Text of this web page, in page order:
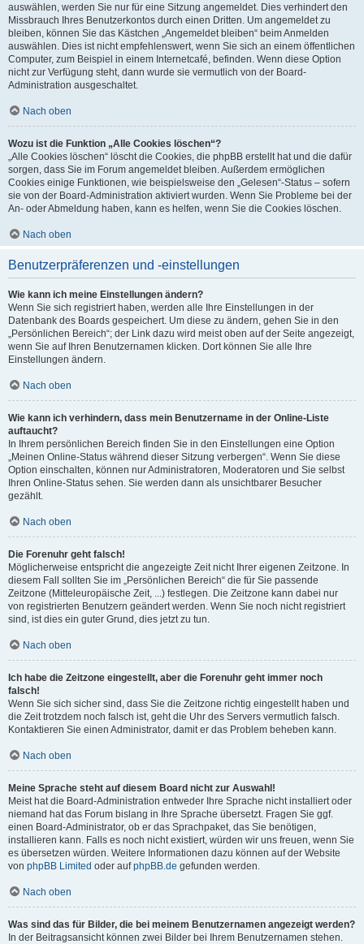
auswählen, werden Sie nur für eine Sitzung angemeldet. Dies verhindert den
Missbrauch Ihres Benutzerkontos durch einen Dritten. Um angemeldet zu
bleiben, können Sie das Kästchen „Angemeldet bleiben“ beim Anmelden
auswählen. Dies ist nicht empfehlenswert, wenn Sie sich an einem öffentlichen
Computer, zum Beispiel in einem Internetcafé, befinden. Wenn diese Option
nicht zur Verfügung steht, dann wurde sie vermutlich von der Board-
Administration ausgeschaltet.
Nach oben
Wozu ist die Funktion „Alle Cookies löschen“?
„Alle Cookies löschen“ löscht die Cookies, die phpBB erstellt hat und die dafür
sorgen, dass Sie im Forum angemeldet bleiben. Außerdem ermöglichen
Cookies einige Funktionen, wie beispielsweise den „Gelesen“-Status – sofern
sie von der Board-Administration aktiviert wurden. Wenn Sie Probleme bei der
An- oder Abmeldung haben, kann es helfen, wenn Sie die Cookies löschen.
Nach oben
Benutzerpräferenzen und -einstellungen
Wie kann ich meine Einstellungen ändern?
Wenn Sie sich registriert haben, werden alle Ihre Einstellungen in der
Datenbank des Boards gespeichert. Um diese zu ändern, gehen Sie in den
„Persönlichen Bereich“; der Link dazu wird meist oben auf der Seite angezeigt,
wenn Sie auf Ihren Benutzernamen klicken. Dort können Sie alle Ihre
Einstellungen ändern.
Nach oben
Wie kann ich verhindern, dass mein Benutzername in der Online-Liste
auftaucht?
In Ihrem persönlichen Bereich finden Sie in den Einstellungen eine Option
„Meinen Online-Status während dieser Sitzung verbergen“. Wenn Sie diese
Option einschalten, können nur Administratoren, Moderatoren und Sie selbst
Ihren Online-Status sehen. Sie werden dann als unsichtbarer Besucher
gezählt.
Nach oben
Die Forenuhr geht falsch!
Möglicherweise entspricht die angezeigte Zeit nicht Ihrer eigenen Zeitzone. In
diesem Fall sollten Sie im „Persönlichen Bereich“ die für Sie passende
Zeitzone (Mitteleuropäische Zeit, ...) festlegen. Die Zeitzone kann dabei nur
von registrierten Benutzern geändert werden. Wenn Sie noch nicht registriert
sind, ist dies ein guter Grund, dies jetzt zu tun.
Nach oben
Ich habe die Zeitzone eingestellt, aber die Forenuhr geht immer noch
falsch!
Wenn Sie sich sicher sind, dass Sie die Zeitzone richtig eingestellt haben und
die Zeit trotzdem noch falsch ist, geht die Uhr des Servers vermutlich falsch.
Kontaktieren Sie einen Administrator, damit er das Problem beheben kann.
Nach oben
Meine Sprache steht auf diesem Board nicht zur Auswahl!
Meist hat die Board-Administration entweder Ihre Sprache nicht installiert oder
niemand hat das Forum bislang in Ihre Sprache übersetzt. Fragen Sie ggf.
einen Board-Administrator, ob er das Sprachpaket, das Sie benötigen,
installieren kann. Falls es noch nicht existiert, würden wir uns freuen, wenn Sie
es übersetzen würden. Weitere Informationen dazu können auf der Website
von phpBB Limited oder aufphpBB.de gefunden werden.
Nach oben
Was sind das für Bilder, die bei meinem Benutzernamen angezeigt werden?
In der Beitragsansicht können zwei Bilder bei Ihrem Benutzernamen stehen.